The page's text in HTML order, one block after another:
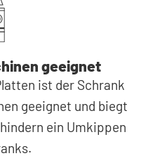
geeignet
ist der Schrank
geeignet und biegt
ein Umkippen